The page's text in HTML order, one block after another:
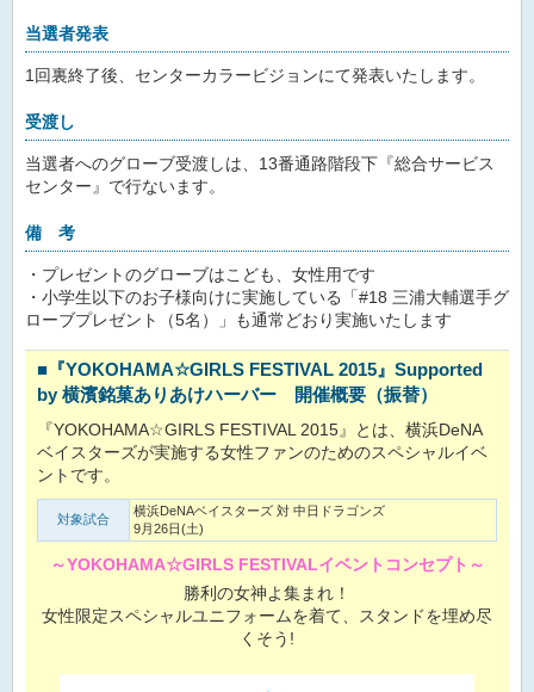
当選者発表
1回裏終了後、センターカラービジョンにて発表いたします。
受渡し
当選者へのグローブ受渡しは、13番通路階段下『総合サービス
センター』で行ないます。
備 考
・プレゼントのグローブはこども、女性用です
・小学生以下のお子様向けに実施している「#18 三浦大輔選手グ
ローブプレゼント（5名）」も通常どおり実施いたします
■『YOKOHAMA☆GIRLS FESTIVAL 2015』Supported
by 横濱銘菓ありあけハーバー 開催概要（振替）
『YOKOHAMA☆GIRLS FESTIVAL 2015』とは、横浜DeNA
ベイスターズが実施する女性ファンのためのスペシャルイベ
ントです。
対象試合
横浜DeNAベイスターズ 対 中日ドラゴンズ
9月26日(土)
～YOKOHAMA☆GIRLS FESTIVALイベントコンセプト～
勝利の女神よ集まれ！
女性限定スペシャルユニフォームを着て、スタンドを埋め尽
くそう!